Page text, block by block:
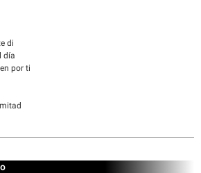
di
día
por ti